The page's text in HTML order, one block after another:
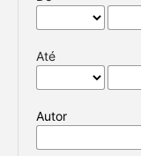
Até
Autor